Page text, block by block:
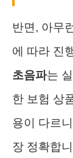
반면, 아무
에 따라 진
초음파는
한 보험 상
용이 다르
장 정확합